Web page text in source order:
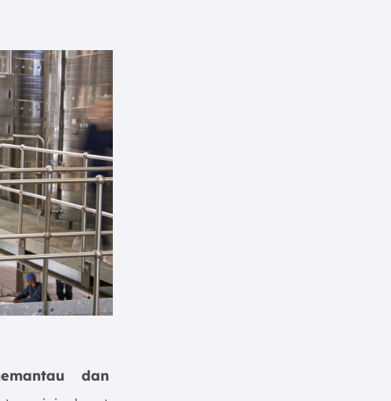
dan